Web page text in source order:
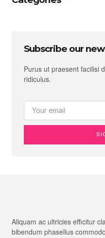
Subscribe our
Purus ut praesent facilisi
ridiculus.
Aliquam ac ultricies efficitur
bibendum phasellus